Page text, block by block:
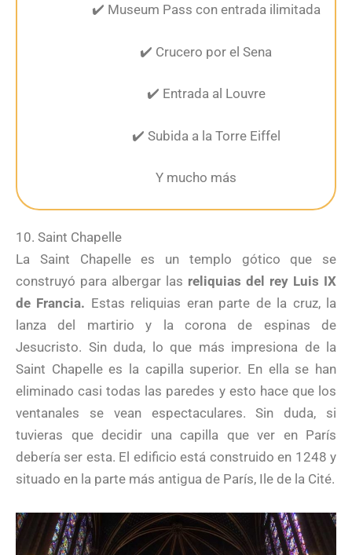
✔️ Museum Pass con entrada ilimitada
✔️ Crucero por el Sena
✔️ Entrada al Louvre
✔️ Subida a la Torre Eiffel
Y mucho más
10. Saint Chapelle
La Saint Chapelle es un templo gótico que se
construyó para albergar las reliquias del rey Luis IX
de Francia. Estas reliquias eran parte de la cruz, la
lanza del martirio y la corona de espinas de
Jesucristo. Sin duda, lo que más impresiona de la
Saint Chapelle es la capilla superior. En ella se han
eliminado casi todas las paredes y esto hace que los
ventanales se vean espectaculares. Sin duda, si
tuvieras que decidir una capilla que ver en París
debería ser esta. El edificio está construido en 1248 y
situado en la parte más antigua de París, Ile de la Cité.